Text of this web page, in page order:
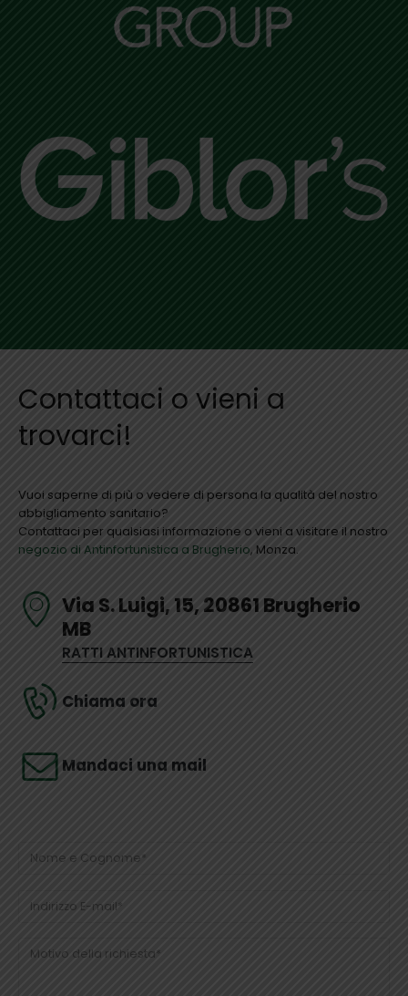
Contattaci o vieni a
trovarci!
Vuoi saperne di più o vedere di persona la qualità del nostro
abbigliamento sanitario?
Contattaci per qualsiasi informazione o vieni a visitare il nostro
negozio di Antinfortunistica a Brugherio , Monza.
Via S. Luigi, 15, 20861 Brugherio
MB
RATTI ANTINFORTUNISTICA
Chiama ora
Mandaci una mail